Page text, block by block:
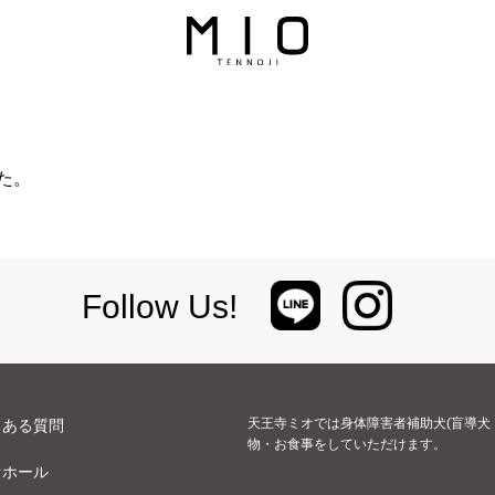
。
Follow Us!
る質問
ール
天王寺ミオでは身体障害者補助犬(盲導
物・お食事をしていただけます。